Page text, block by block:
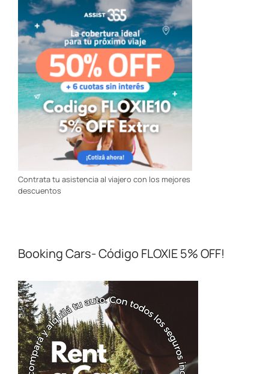
Contrata tu asistencia al viajero con los mejores
descuentos
Booking Cars- Código FLOXIE 5% OFF!